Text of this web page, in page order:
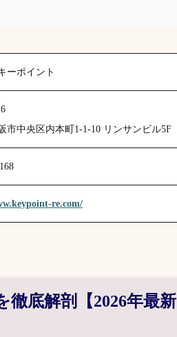
ーポイント
市中央区内本町1-1-10 リンサンビル5F
re.com/
底解剖【2026年最新